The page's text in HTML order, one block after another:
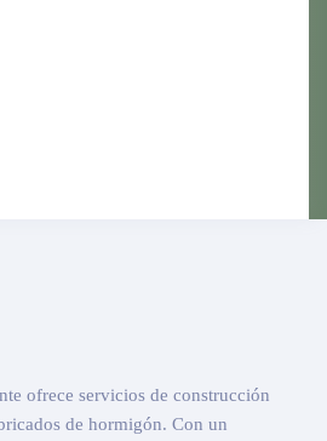
ofrece servicios de construcción
de hormigón. Con un